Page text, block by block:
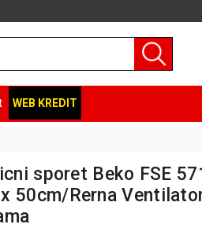
WEB KREDIT
sporet Beko FSE
50cm/Rerna